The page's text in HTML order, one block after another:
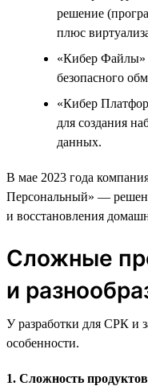
решение
плюс
«Кибер Файлы»
безопасного
«Кибер
для создания
данных.
В мае 2023 года
Персональный» —
и восстановления
Сложные
и
У разработки для СРК и
особенности.
1. Сложность продуктов